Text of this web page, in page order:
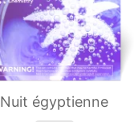
Nuit égyptienne